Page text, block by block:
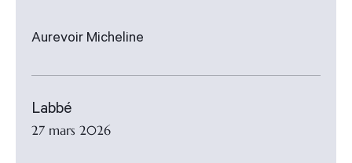
Aurevoir Micheline
Labbé
27 mars 2026